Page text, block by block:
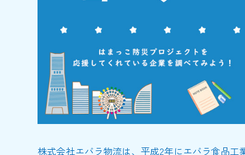
株式会社エバラ物流は、平成2年にエバラ食品